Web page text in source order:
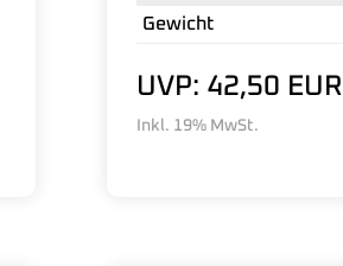
Gewicht
UVP: 42,50 EUR
Inkl. 19% MwSt.